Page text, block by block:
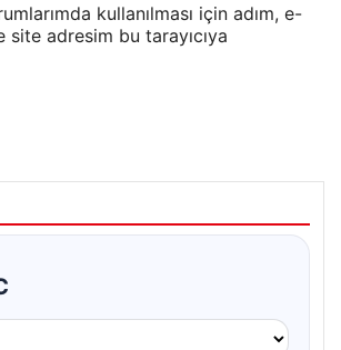
kullanılması için adım, e-
adresim bu tarayıcıya